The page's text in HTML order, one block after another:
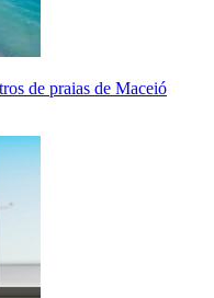
de praias de Maceió